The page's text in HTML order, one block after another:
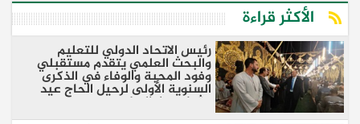
الأكثر قراءة
رئيس الاتحاد الدولي للتعليم
والبحث العلمي يتقدم مستقبلي
وفود المحبة والوفاء في الذكرى
السنوية الأولى لرحيل الحاج عيد
عثمان بدار السلام